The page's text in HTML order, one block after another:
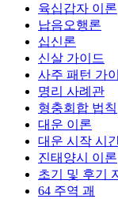
육십갑자 이론
납음오행론
십신론
신살 가이드
사주 패턴 가
명리 사례관
형충회합 법칙
대운 이론
대운 시작 시
진태양시 이론
초기 및 후기
64 주역 괘